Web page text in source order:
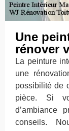
Une
rénover
La peinture
une
possibilité de
pièce. Si
d’ambiance
conseils.